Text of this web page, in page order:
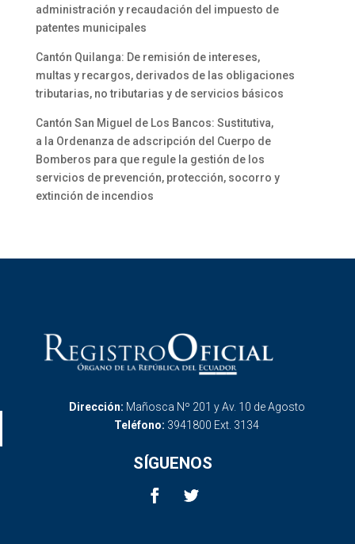
administración y recaudación del impuesto de
patentes municipales
Cantón Quilanga: De remisión de intereses,
multas y recargos, derivados de las obligaciones
tributarias, no tributarias y de servicios básicos
Cantón San Miguel de Los Bancos: Sustitutiva,
a la Ordenanza de adscripción del Cuerpo de
Bomberos para que regule la gestión de los
servicios de prevención, protección, socorro y
extinción de incendios
Dirección: Mañosca Nº 201 y Av. 10 de Agosto
Teléfono: 3941800 Ext. 3134
SÍGUENOS